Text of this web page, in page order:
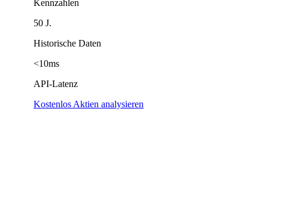
Kennzahlen
50 J.
Historische Daten
<10ms
API-Latenz
Kostenlos Aktien analysieren